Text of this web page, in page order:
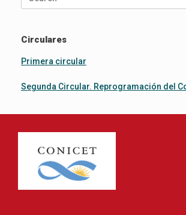
for:
Circulares
Primera circular
Segunda Circular. Reprogramación del